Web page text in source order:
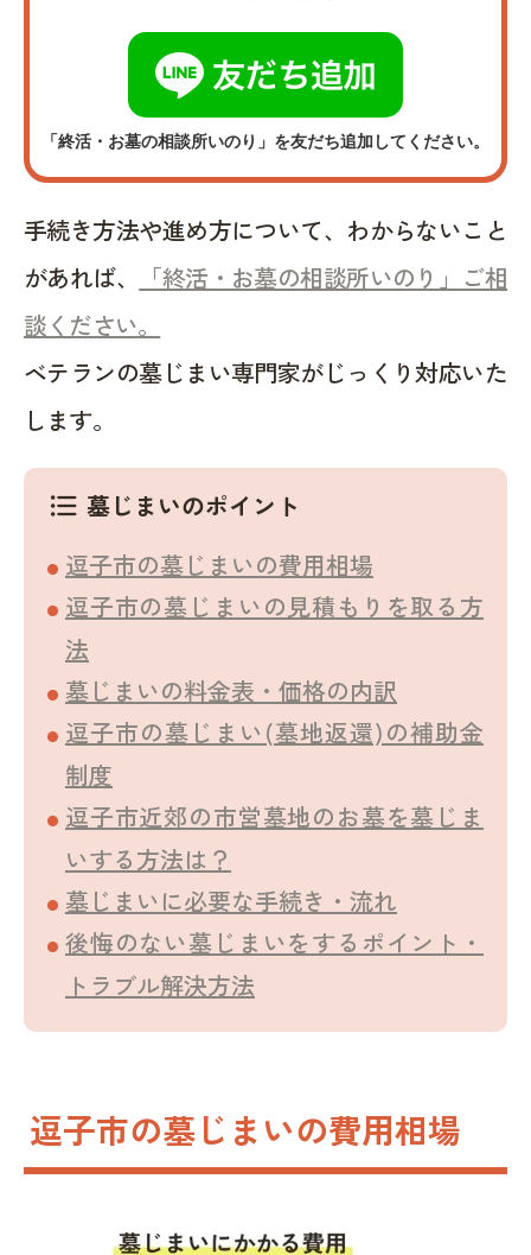
「終活・お墓の相談所いのり」を友だち追加してください。
手続き方法や進め方について、わからないこと
があれば、
「終活・お墓の相談所いのり」ご相
談ください。
ベテランの墓じまい専門家がじっくり対応いた
します。
format_list_bulleted 墓じまいのポイント
逗子市の墓じまいの費用相場
逗子市の墓じまいの見積もりを取る方
法
墓じまいの料金表・価格の内訳
逗子市の墓じまい(墓地返還)の補助金
制度
逗子市近郊の市営墓地のお墓を墓じま
いする方法は？
墓じまいに必要な手続き・流れ
後悔のない墓じまいをするポイント・
トラブル解決方法
逗子市の墓じまいの費用相場